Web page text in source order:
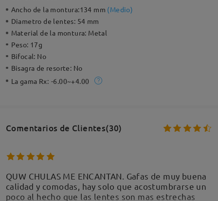
Ancho de la montura:134 mm (Medio)
Diametro de lentes: 54 mm
Material de la montura: Metal
Peso: 17g
Bifocal: No
Bisagra de resorte: No
La gama Rx: -6.00~+4.00
Comentarios de Clientes(30)
QUW CHULAS ME ENCANTAN. Gafas de muy buena
calidad y comodas, hay solo que acostumbrarse un
poco al hecho que las lentes son mas estrechas